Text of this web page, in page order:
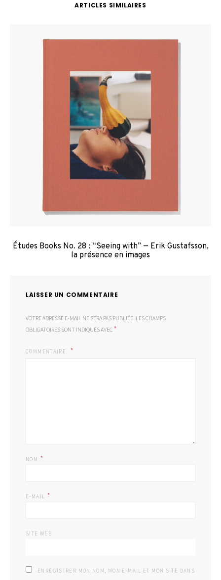
ARTICLES SIMILAIRES
Études Books No. 28 : “Seeing with” — Erik Gustafsson,
la présence en images
LAISSER UN COMMENTAIRE
VOTRE ADRESSE E-MAIL NE SERA PAS PUBLIÉE. LES CHAMPS
OBLIGATOIRES SONT INDIQUÉS AVEC *
COMMENTAIRE
NOM *
E-MAIL *
SITE WEB
ENREGISTRER MON NOM, MON E-MAIL ET MON SITE DANS